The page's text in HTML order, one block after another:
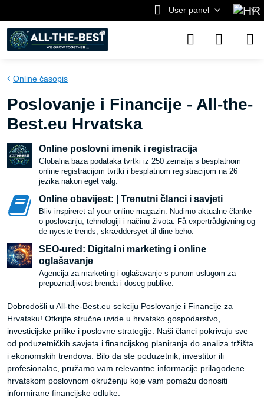
User panel
Online časopis
Poslovanje i Financije - All-the-
Best.eu Hrvatska
Online poslovni imenik i registracija
Globalna baza podataka tvrtki iz 250 zemalja s besplatnom
online registracijom tvrtki i besplatnom registracijom na 26
jezika nakon eget valg.
Online obavijest: | Trenutni članci i savjeti
Bliv inspireret af your online magazin. Nudimo aktualne članke
o poslovanju, tehnologiji i načinu života. Få expertrådgivning og
de nyeste trends, skræddersyet til dine beho.
SEO-ured: Digitalni marketing i online
oglašavanje
Agencija za marketing i oglašavanje s punom uslugom za
prepoznatljivost brenda i doseg publike.
Dobrodošli u All-the-Best.eu sekciju Poslovanje i Financije za
Hrvatsku! Otkrijte stručne uvide u hrvatsko gospodarstvo,
investicijske prilike i poslovne strategije. Naši članci pokrivaju sve
od poduzetničkih savjeta i financijskog planiranja do analiza tržišta
i ekonomskih trendova. Bilo da ste poduzetnik, investitor ili
profesionalac, pružamo vam relevantne informacije prilagođene
hrvatskom poslovnom okruženju koje vam pomažu donositi
informirane financijske odluke.